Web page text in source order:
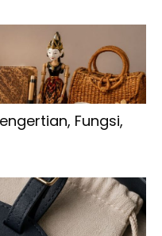
Fungsi,